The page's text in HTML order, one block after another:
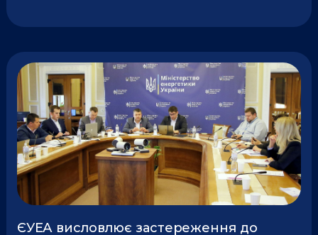
ЄУЕА висловлює застереження до